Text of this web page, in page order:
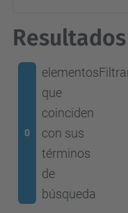
0
elementos
que
coinciden
con sus
términos
de
búsqueda